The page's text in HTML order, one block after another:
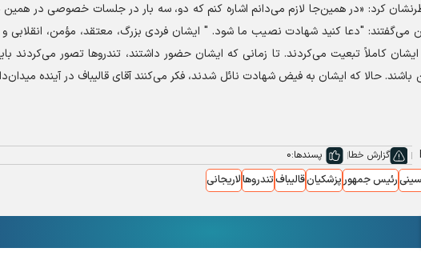
کرد: «در همین‌جا لازم می‌دانم اشاره کنم که دو، سه بار در جلسات خصوصی در همین
می‌گفتند: "دعا کنید شهادت نصیب ما شود. " ایشان فردی بزرگ، معتقد، مؤمن، انقلابی
کاملاً تبعیت می‌کردند. تا زمانی که ایشان حضور داشتند، تندرو‌ها تصور می‌کردند
حالا که ایشان به فیض شهادت نائل شدند، فکر می‌کنند آقای قالیباف در آینده
گزارش خطا پسندها:0
رئیس جمهورپزشکیانقالیبافتندروهالاریجانی